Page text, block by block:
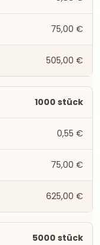
75,00 €
505,00 €
1000 stück
0,55 €
75,00 €
625,00 €
5000 stück